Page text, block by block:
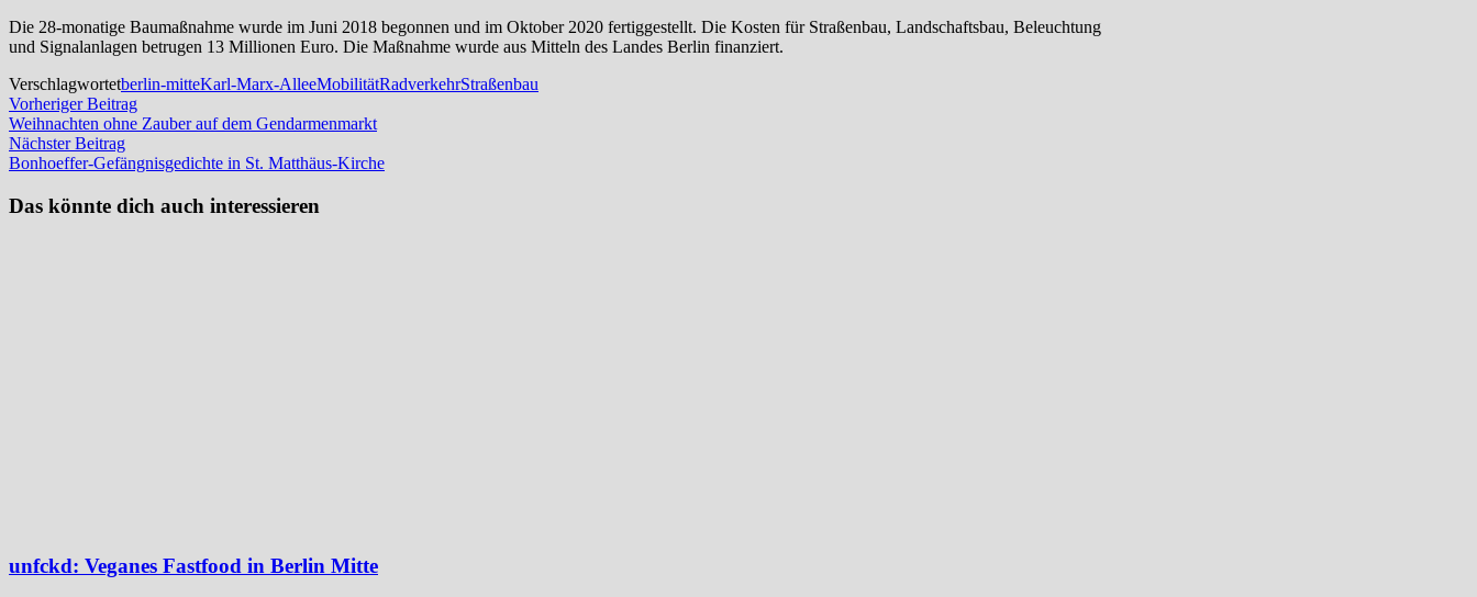
Die 28-monatige Baumaßnahme wurde im Juni 2018 begonnen und im Oktober 2020 fertiggestellt. Die Kosten für Straßenbau, Landschaftsbau, Beleuchtung
und Signalanlagen betrugen 13 Millionen Euro. Die Maßnahme wurde aus Mitteln des Landes Berlin finanziert.
Verschlagwortetberlin-mitteKarl-Marx-AlleeMobilitätRadverkehrStraßenbau
Beitragsnavigation
Vorheriger BeitragVorheriger
Beitrag:
Weihnachten ohne Zauber auf dem Gendarmenmarkt
Nächster BeitragNächster
Beitrag:
Bonhoeffer-Gefängnisgedichte in St. Matthäus-Kirche
Das könnte dich auch interessieren
unfckd: Veganes Fastfood in Berlin Mitte